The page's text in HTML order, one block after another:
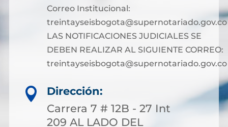
Correo Institucional:
treintayseisbogota@supernotariado.gov.co
LAS NOTIFICACIONES JUDICIALES SE
DEBEN REALIZAR AL SIGUIENTE CORREO:
treintayseisbogota@supernotariado.gov.co

Dirección:
Carrera 7 # 12B - 27 Int
209 AL LADO DEL